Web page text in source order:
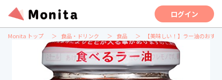
ログイン
Monita トップ 食品・ドリンク 食品 【美味しい！】ラー油のおす